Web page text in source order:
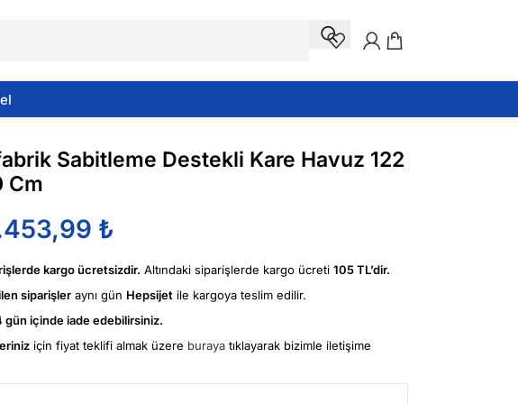
Sabitleme Destekli Kare Havuz 122
Cm
₺
kargo ücretsizdir. Altındaki siparişlerde kargo ücreti 105 TL’dir.
siparişler aynı gün Hepsijet ile kargoya teslim edilir.
gün içinde iade edebilirsiniz.
için fiyat teklifi almak üzere buraya tıklayarak bizimle iletişime